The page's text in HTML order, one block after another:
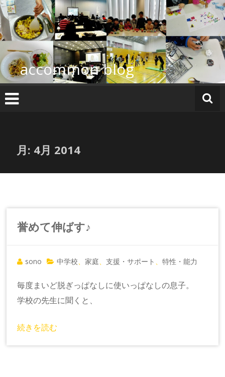
コ
ン
テ
ン
ツ
へ
ス
キ
ッ
accommon blog
月: 4月 2014
誉めて伸ばす♪
sono 中学校 、家庭 、支援・サポート 、特性・能力
毎度まいど脱ぎっぱなしに使いっぱなしの息子。
学校の先生に聞くと、
続きを読む